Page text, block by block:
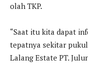
olah TKP.
“Saat itu kita dapat
tepatnya sekitar pukul
Lalang Estate PT.